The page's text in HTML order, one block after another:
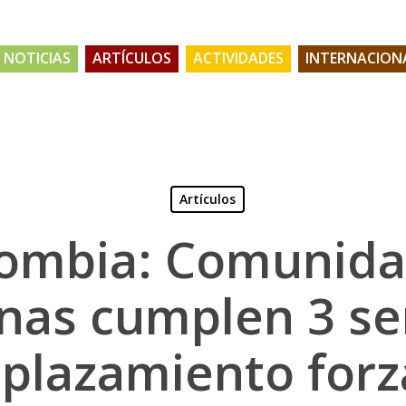
NOTICIAS ARTÍCULOS ACTIVIDADES
Artículos
cumplen 3